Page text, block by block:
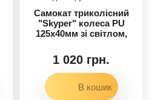
Самокат триколісний
"Skyper" колеса PU
125х40мм зі світлом,
підсвічування
платформи, кермо
складне, в кор. /6/
1 020 грн.